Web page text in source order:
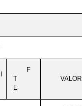
F
T
E
VALOR